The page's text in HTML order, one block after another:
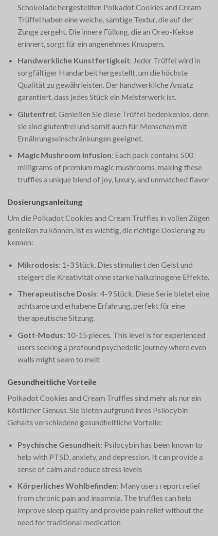
Schokolade hergestellten Polkadot Cookies and Cream
Trüffel haben eine weiche, samtige Textur, die auf der
Zunge zergeht. Die innere Füllung, die an Oreo-Kekse
erinnert, sorgt für ein angenehmes Knuspern.
Handwerkliche Kunstfertigkeit: Jeder Trüffel wird in
sorgfältiger Handarbeit hergestellt, um die höchste
Qualität zu gewährleisten. Der handwerkliche Ansatz
garantiert, dass jedes Stück ein Meisterwerk ist.
Glutenfrei: Genießen Sie diese Trüffel bedenkenlos, denn
sie sind glutenfrei und somit auch für Menschen mit
Ernährungseinschränkungen geeignet.
Magic Mushroom Infusion: Each pack contains 500
milligrams of premium magic mushrooms, making these
truffles a unique blend of joy, luxury, and unmatched flavor​
Dosierungsanleitung
Um die Polkadot Cookies and Cream Truffles in vollen Zügen
genießen zu können, ist es wichtig, die richtige Dosierung zu
kennen:
Mikrodosis: 1-3 Stück. Dies stimuliert den Geist und
steigert die Kreativität ohne starke halluzinogene Effekte.
Therapeutische Dosis: 4-9 Stück. Diese Serie bietet eine
achtsame und erhabene Erfahrung, perfekt für eine
therapeutische Sitzung.
Gott-Modus: 10-15 pieces. This level is for experienced
users seeking a profound psychedelic journey where even
walls might seem to melt​
Gesundheitliche Vorteile
Polkadot Cookies and Cream Truffles sind mehr als nur ein
köstlicher Genuss. Sie bieten aufgrund ihres Psilocybin-
Gehalts verschiedene gesundheitliche Vorteile:
Psychische Gesundheit: Psilocybin has been known to
help with PTSD, anxiety, and depression. It can provide a
sense of calm and reduce stress levels​
Körperliches Wohlbefinden: Many users report relief
from chronic pain and insomnia. The truffles can help
improve sleep quality and provide pain relief without the
need for traditional medication​